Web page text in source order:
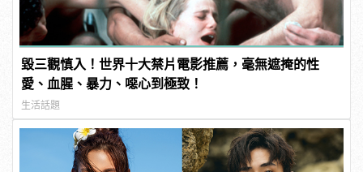
毀三觀慎入！世界十大禁片電影推薦，毫無遮掩的性
愛、血腥、暴力、噁心到極致！
生活話題